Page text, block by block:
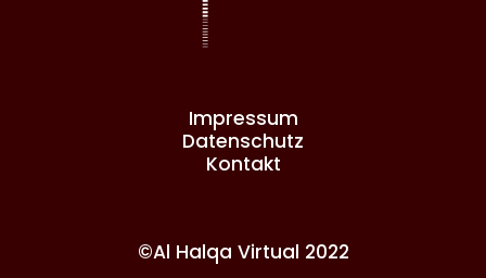
Impressum
Datenschutz
Kontakt
©Al Halqa Virtual 2022